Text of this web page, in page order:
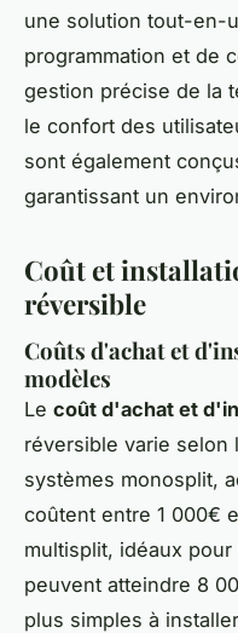
une solution tout-en-
programmation et de
gestion précise de la
le confort des
sont également
garantissant un
Coût et
réversible
Coûts d'achat et
modèles
Le coût d'achat et
réversible varie selon
systèmes monosplit,
coûtent entre 1 000€
multisplit, idéaux
peuvent atteindre 8
plus simples à